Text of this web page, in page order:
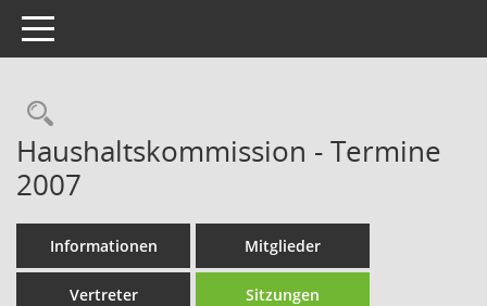
Toggle navigation
Rechercheauswahl
Haushaltskommission - Termine
2007
Informationen Mitglieder
Vertreter Sitzungen